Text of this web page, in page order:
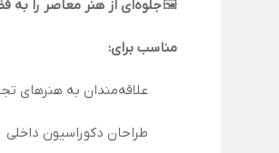
🖼️جلوه‌ای از هنر معاصر را به
مناسب برای:
علاقه‌مندان به هنرهای
طراحان دکوراسیون داخلی